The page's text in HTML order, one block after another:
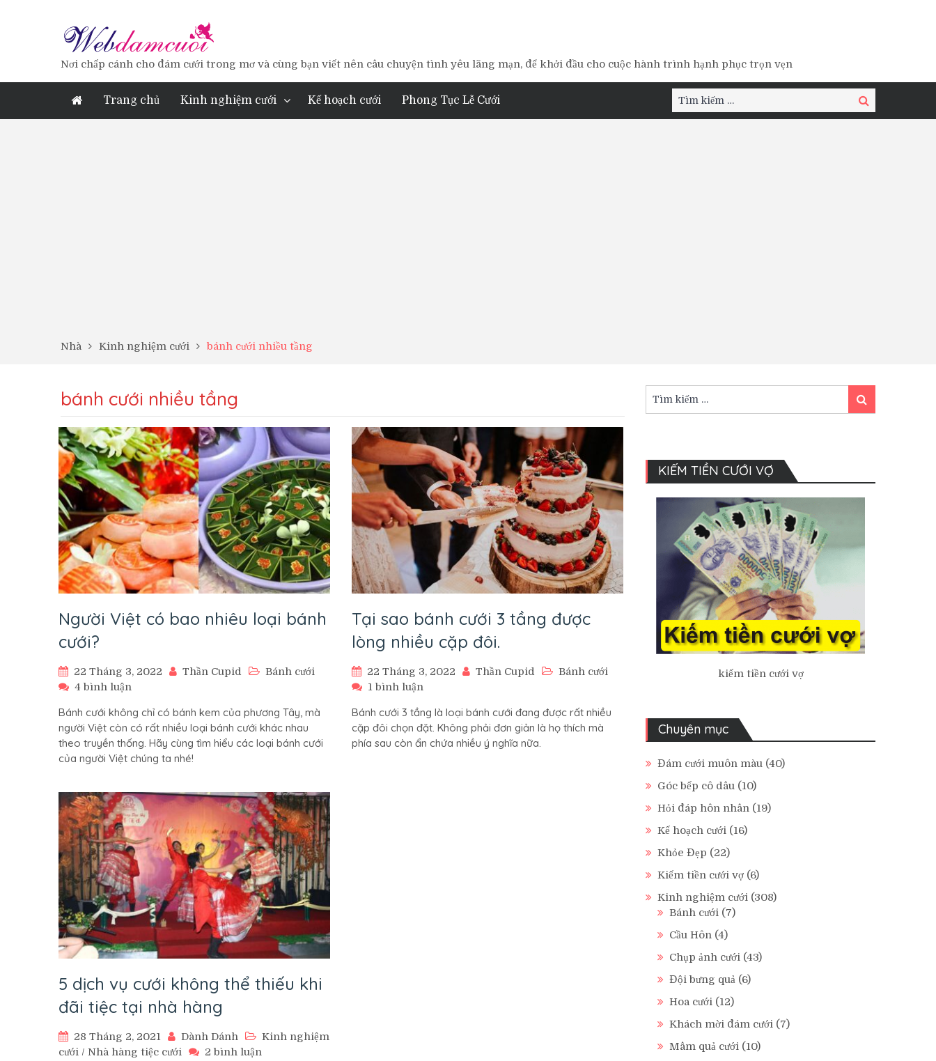
Nơi chấp cánh cho đám cưới trong mơ và cùng bạn viết nên câu chuyện tình yêu lãng mạn, để khởi đầu cho cuộc hành trình hạnh phục trọn vẹn
Trang chủ Kinh nghiệm cưới Kế hoạch cưới Phong Tục Lễ Cưới
Tìm
kiếm:
Tìm
kiếm
Nhà Kinh nghiệm cưới bánh cưới nhiều tầng
bánh cưới nhiều tầng
Người Việt có bao nhiêu loại bánh
cưới?
22 Tháng 3, 2022 Thần Cupid
Bánh cưới
4 bình luận
Việt
có
bao
nhiêu
cưới?
Bánh cưới không chỉ có bánh kem của phương Tây, mà
người Việt còn có rất nhiều loại bánh cưới khác nhau
theo truyền thống. Hãy cùng tìm hiểu các loại bánh cưới
của người Việt chúng ta nhé!
Tại sao bánh cưới 3 tầng được
lòng nhiều cặp đôi.
22 Tháng 3, 2022 Thần Cupid
Bánh cưới
1 bình luận
sao
bánh
cưới
Bánh cưới 3 tầng là loại bánh cưới đang được rất nhiều
cặp đôi chọn đặt. Không phải đơn giản là họ thích mà
phía sau còn ẩn chứa nhiều ý nghĩa nữa.
5 dịch vụ cưới không thể thiếu khi
đãi tiệc tại nhà hàng
28 Tháng 2, 2021 Dành Dánh
Kinh nghiệm
cưới / Nhà hàng tiệc cưới 2 bình luận
kiếm:
Tìm
kiếm
KIẾM TIỀN CƯỚI VỢ
kiếm tiền cưới vợ
Chuyên mục
Đám cưới muôn màu (40)
Góc bếp cô dâu (10)
Hỏi đáp hôn nhân (19)
Kế hoạch cưới (16)
Khỏe Đẹp (22)
Kiếm tiền cưới vợ (6)
Kinh nghiệm cưới (308)
Bánh cưới (7)
Cầu Hôn (4)
Chụp ảnh cưới (43)
Đội bưng quả (6)
Hoa cưới (12)
Khách mời đám cưới (7)
Mâm quả cưới (10)